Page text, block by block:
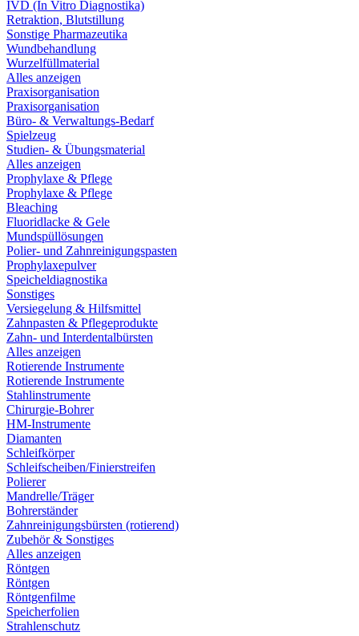
IVD (In Vitro Diagnostika)
Retraktion, Blutstillung
Sonstige Pharmazeutika
Wundbehandlung
Wurzelfüllmaterial
Alles anzeigen
Praxisorganisation
Praxisorganisation
Büro- & Verwaltungs-Bedarf
Spielzeug
Studien- & Übungsmaterial
Alles anzeigen
Prophylaxe & Pflege
Prophylaxe & Pflege
Bleaching
Fluoridlacke & Gele
Mundspüllösungen
Polier- und Zahnreinigungspasten
Prophylaxepulver
Speicheldiagnostika
Sonstiges
Versiegelung & Hilfsmittel
Zahnpasten & Pflegeprodukte
Zahn- und Interdentalbürsten
Alles anzeigen
Rotierende Instrumente
Rotierende Instrumente
Stahlinstrumente
Chirurgie-Bohrer
HM-Instrumente
Diamanten
Schleifkörper
Schleifscheiben/Finierstreifen
Polierer
Mandrelle/Träger
Bohrerständer
Zahnreinigungsbürsten (rotierend)
Zubehör & Sonstiges
Alles anzeigen
Röntgen
Röntgen
Röntgenfilme
Speicherfolien
Strahlenschutz